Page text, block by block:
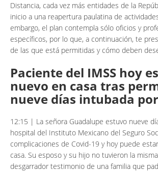
Distancia, cada vez más entidades de la
inicio a una reapertura paulatina de
embargo, el plan contempla sólo oficios y
específicos, por lo que, a continuación, te
de las que está permitidas y cómo deben
Paciente del IMSS hoy
nuevo en casa tras
nueve días intubada
12:15 | La señora Guadalupe estuvo nueve
hospital del Instituto Mexicano del Seguro
complicaciones de Covid-19 y hoy puede
casa. Su esposo y su hijo no tuvieron la
desgarrador testimonio de una familia que